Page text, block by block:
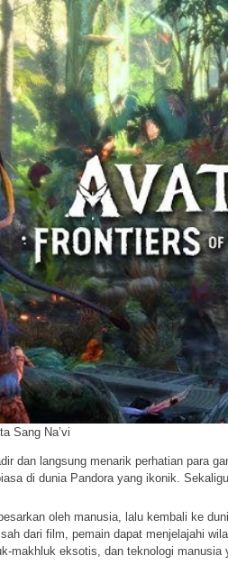
Sang Na’vi
dan langsung menarik perhatian para
di dunia Pandora yang ikonik.
oleh manusia, lalu kembali ke
dari film, pemain dapat menjelajahi
makhluk eksotis, dan teknologi manusia